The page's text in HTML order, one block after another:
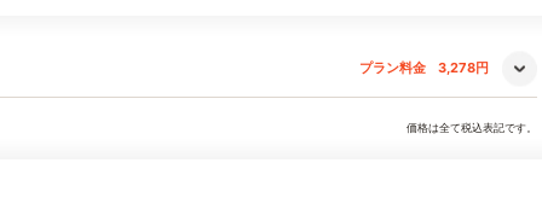
プラン料金 3,278円
価格は全て税込表記です。